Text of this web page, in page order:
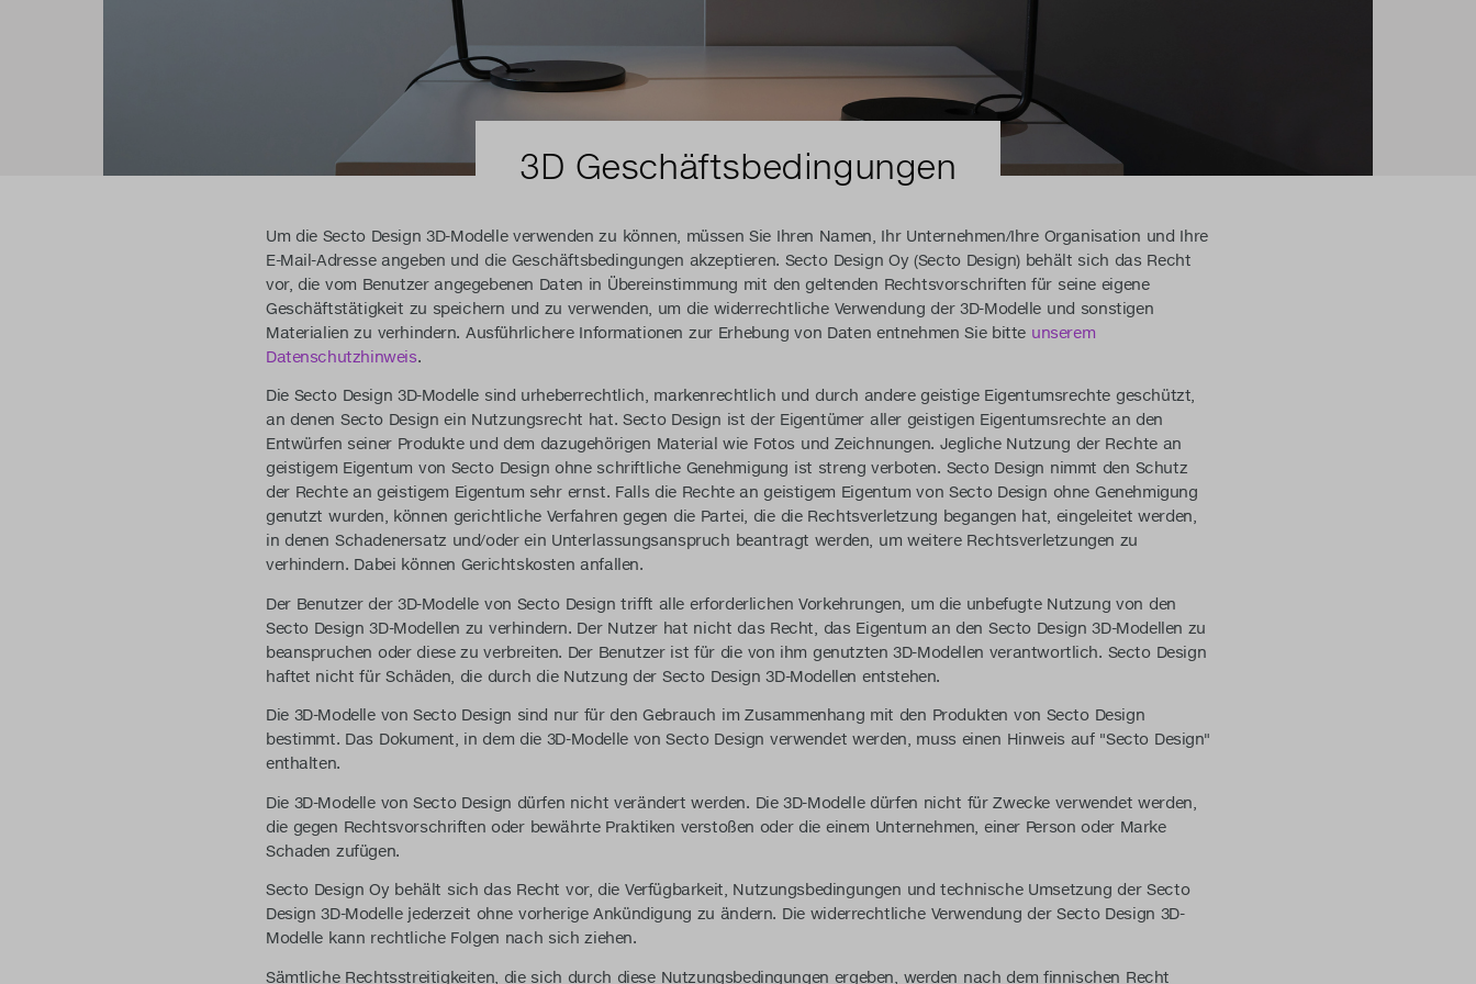
3D Geschäftsbedingungen
Um die Secto Design 3D-Modelle verwenden zu können, müssen Sie Ihren Namen, Ihr Unternehmen/Ihre Organisation und Ihre
E-Mail-Adresse angeben und die Geschäftsbedingungen akzeptieren. Secto Design Oy (Secto Design) behält sich das Recht
vor, die vom Benutzer angegebenen Daten in Übereinstimmung mit den geltenden Rechtsvorschriften für seine eigene
Geschäftstätigkeit zu speichern und zu verwenden, um die widerrechtliche Verwendung der 3D-Modelle und sonstigen
Materialien zu verhindern. Ausführlichere Informationen zur Erhebung von Daten entnehmen Sie bitte unserem
Datenschutzhinweis.
Die Secto Design 3D-Modelle sind urheberrechtlich, markenrechtlich und durch andere geistige Eigentumsrechte geschützt,
an denen Secto Design ein Nutzungsrecht hat. Secto Design ist der Eigentümer aller geistigen Eigentumsrechte an den
Entwürfen seiner Produkte und dem dazugehörigen Material wie Fotos und Zeichnungen. Jegliche Nutzung der Rechte an
geistigem Eigentum von Secto Design ohne schriftliche Genehmigung ist streng verboten. Secto Design nimmt den Schutz
der Rechte an geistigem Eigentum sehr ernst. Falls die Rechte an geistigem Eigentum von Secto Design ohne Genehmigung
genutzt wurden, können gerichtliche Verfahren gegen die Partei, die die Rechtsverletzung begangen hat, eingeleitet werden,
in denen Schadenersatz und/oder ein Unterlassungsanspruch beantragt werden, um weitere Rechtsverletzungen zu
verhindern. Dabei können Gerichtskosten anfallen.
Der Benutzer der 3D-Modelle von Secto Design trifft alle erforderlichen Vorkehrungen, um die unbefugte Nutzung von den
Secto Design 3D-Modellen zu verhindern. Der Nutzer hat nicht das Recht, das Eigentum an den Secto Design 3D-Modellen zu
beanspruchen oder diese zu verbreiten. Der Benutzer ist für die von ihm genutzten 3D-Modellen verantwortlich. Secto Design
haftet nicht für Schäden, die durch die Nutzung der Secto Design 3D-Modellen entstehen.
Die 3D-Modelle von Secto Design sind nur für den Gebrauch im Zusammenhang mit den Produkten von Secto Design
bestimmt. Das Dokument, in dem die 3D-Modelle von Secto Design verwendet werden, muss einen Hinweis auf "Secto Design"
enthalten.
Die 3D-Modelle von Secto Design dürfen nicht verändert werden. Die 3D-Modelle dürfen nicht für Zwecke verwendet werden,
die gegen Rechtsvorschriften oder bewährte Praktiken verstoßen oder die einem Unternehmen, einer Person oder Marke
Schaden zufügen.
Secto Design Oy behält sich das Recht vor, die Verfügbarkeit, Nutzungsbedingungen und technische Umsetzung der Secto
Design 3D-Modelle jederzeit ohne vorherige Ankündigung zu ändern. Die widerrechtliche Verwendung der Secto Design 3D-
Modelle kann rechtliche Folgen nach sich ziehen.
Sämtliche Rechtsstreitigkeiten, die sich durch diese Nutzungsbedingungen ergeben, werden nach dem finnischen Recht